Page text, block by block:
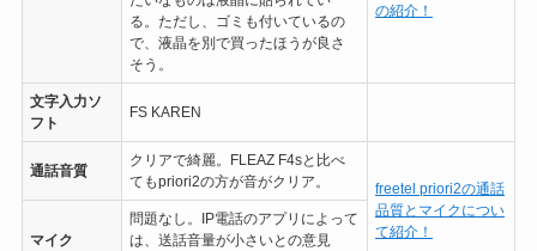
る。ただし、ゴミも付いているの
で、液晶を別で買ったほうが良さ
そう。
の紹介！
文字入力ソ
フト
FS KAREN
通話音質
クリアで綺麗。FLEAZ F4sと比べ
てもpriori2の方が音がクリア。
freetel priori2の通話
品質とマイクについ
て紹介！
マイク
問題なし。IP電話のアプリによって
は、送話音量が小さいとの意見